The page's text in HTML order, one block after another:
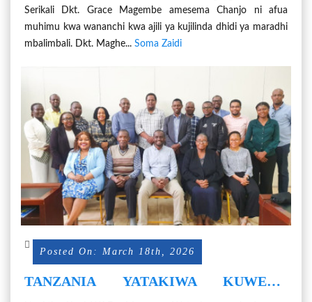
Serikali Dkt. Grace Magembe amesema Chanjo ni afua
muhimu kwa wananchi kwa ajili ya kujilinda dhidi ya maradhi
mbalimbali. Dkt. Maghe... Soma Zaidi
Posted On: March 18th, 2026
TANZANIA YATAKIWA KUWEKA